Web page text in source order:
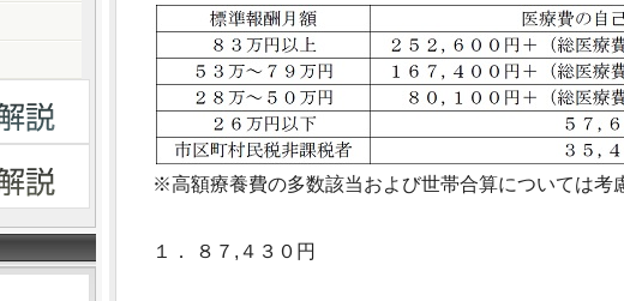
※高額療養費の多数該当および世帯合算については考
１． ８７,４３０円